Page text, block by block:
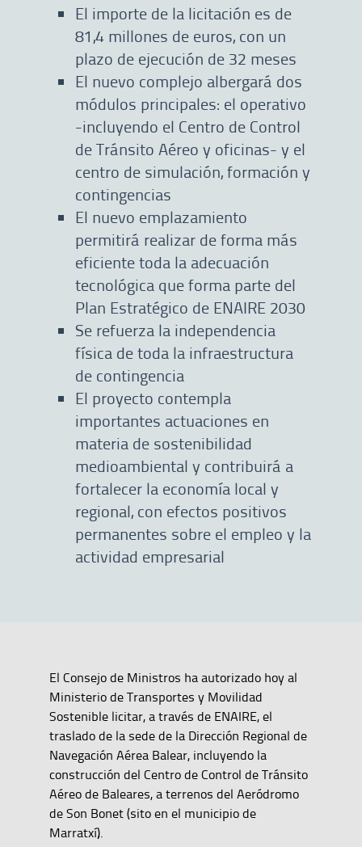
El importe de la licitación es de
81,4 millones de euros, con un
plazo de ejecución de 32 meses
El nuevo complejo albergará dos
módulos principales: el operativo
-incluyendo el Centro de Control
de Tránsito Aéreo y oficinas- y el
centro de simulación, formación y
contingencias
El nuevo emplazamiento
permitirá realizar de forma más
eficiente toda la adecuación
tecnológica que forma parte del
Plan Estratégico de ENAIRE 2030
Se refuerza la independencia
física de toda la infraestructura
de contingencia
El proyecto contempla
importantes actuaciones en
materia de sostenibilidad
medioambiental y contribuirá a
fortalecer la economía local y
regional, con efectos positivos
permanentes sobre el empleo y la
actividad empresarial
El Consejo de Ministros ha autorizado hoy al
Ministerio de Transportes y Movilidad
Sostenible licitar, a través de ENAIRE, el
traslado de la sede de la Dirección Regional de
Navegación Aérea Balear, incluyendo la
construcción del Centro de Control de Tránsito
Aéreo de Baleares, a terrenos del Aeródromo
de Son Bonet (sito en el municipio de
Marratxí).